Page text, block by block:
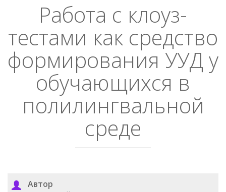
Работа с клоуз-
тестами как средство
формирования УУД у
обучающихся в
полилингвальной
среде
Автор